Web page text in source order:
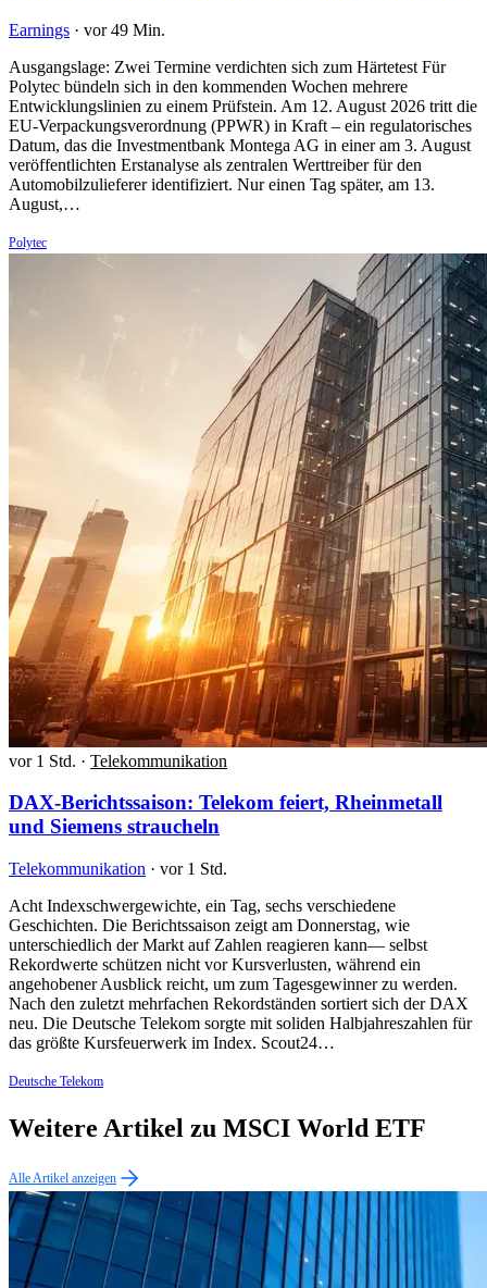
Earnings · vor 49 Min.
Ausgangslage: Zwei Termine verdichten sich zum Härtetest Für
Polytec bündeln sich in den kommenden Wochen mehrere
Entwicklungslinien zu einem Prüfstein. Am 12. August 2026 tritt die
EU-Verpackungsverordnung (PPWR) in Kraft – ein regulatorisches
Datum, das die Investmentbank Montega AG in einer am 3. August
veröffentlichten Erstanalyse als zentralen Werttreiber für den
Automobilzulieferer identifiziert. Nur einen Tag später, am 13.
August,…
Polytec
vor 1 Std. · Telekommunikation
DAX-Berichtssaison: Telekom feiert, Rheinmetall
und Siemens straucheln
Telekommunikation · vor 1 Std.
Acht Indexschwergewichte, ein Tag, sechs verschiedene
Geschichten. Die Berichtssaison zeigt am Donnerstag, wie
unterschiedlich der Markt auf Zahlen reagieren kann— selbst
Rekordwerte schützen nicht vor Kursverlusten, während ein
angehobener Ausblick reicht, um zum Tagesgewinner zu werden.
Nach den zuletzt mehrfachen Rekordständen sortiert sich der DAX
neu. Die Deutsche Telekom sorgte mit soliden Halbjahreszahlen für
das größte Kursfeuerwerk im Index. Scout24…
Deutsche Telekom
Weitere Artikel zu MSCI World ETF
Alle Artikel anzeigen